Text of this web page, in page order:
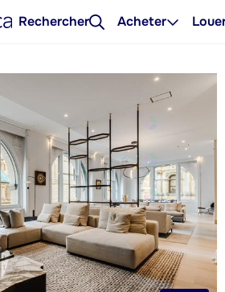
Rechercher Acheter